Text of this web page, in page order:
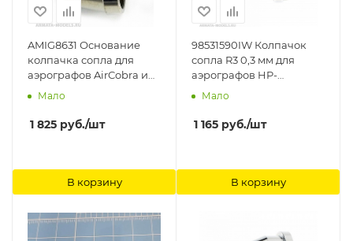
AMIG8631 Основание
колпачка сопла для
аэрографов AirCobra и
AirViper (Nozzle Base)
Мало
1 825 руб./шт
В корзину
98531590IW Колпачок
сопла R3 0,3 мм для
аэрографов HP-
AR/BR/TR1 (I 702 2) Anest
Мало
1 165 руб./шт
В корзину